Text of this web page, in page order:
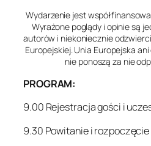
Wydarzenie jest
Wyrażone poglądy i opinie są
autorów i niekoniecznie
Europejskiej. Unia Europejska
nie ponoszą za nie
PROGRAM:
9.00 Rejestracja gości i
9.30 Powitanie i